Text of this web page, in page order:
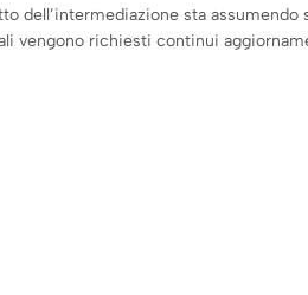
dell’intermediazione sta assumendo
vengono richiesti continui